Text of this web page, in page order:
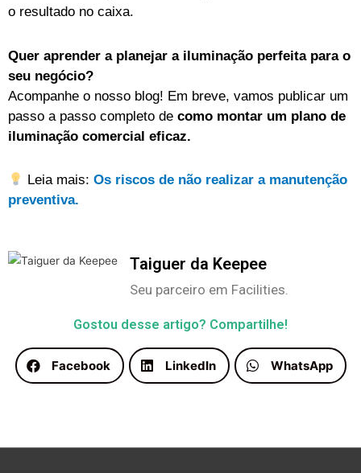
o resultado no caixa.
Quer aprender a planejar a iluminação perfeita para o
seu negócio?
Acompanhe o nosso blog! Em breve, vamos publicar um
passo a passo completo de como montar um plano de
iluminação comercial eficaz.
Leia mais:Os riscos de não realizar a manutenção
preventiva.
Taiguer da Keepee
Seu parceiro em Facilities.
Gostou desse artigo? Compartilhe!
Facebook LinkedIn WhatsApp